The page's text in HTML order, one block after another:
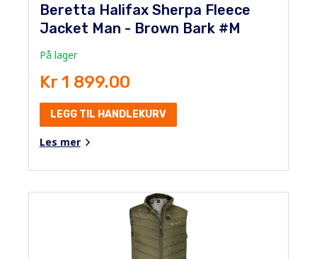
Beretta Halifax Sherpa Fleece
Jacket Man - Brown Bark #M
På lager
Kr 1 899.00
LEGG TIL HANDLEKURV
Les mer